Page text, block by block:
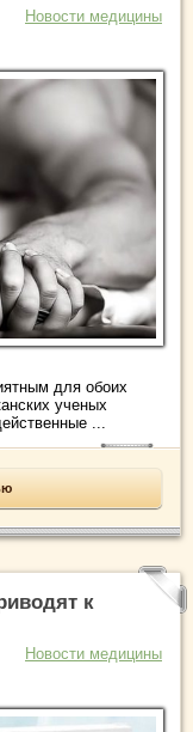
Новости медицины
для обоих
ученых
...
к
Новости медицины